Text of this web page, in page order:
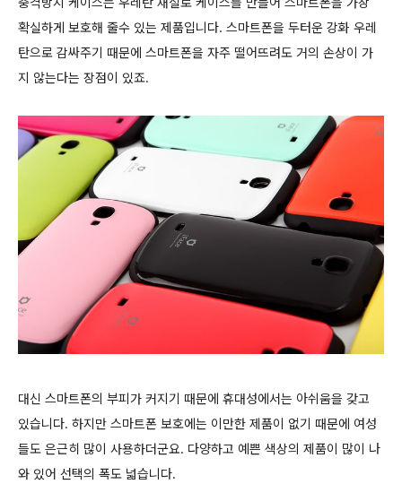
확실하게 보호해 줄수 있는 제품입니다. 스마트폰을 두터운 강화 우레
탄으로 감싸주기 때문에 스마트폰을 자주 떨어뜨려도 거의 손상이 가
지 않는다는 장점이 있죠.
대신 스마트폰의 부피가 커지기 때문에 휴대성에서는 아쉬움을 갖고
있습니다. 하지만 스마트폰 보호에는 이만한 제품이 없기 때문에 여성
들도 은근히 많이 사용하더군요. 다양하고 예쁜 색상의 제품이 많이 나
와 있어 선택의 폭도 넓습니다.